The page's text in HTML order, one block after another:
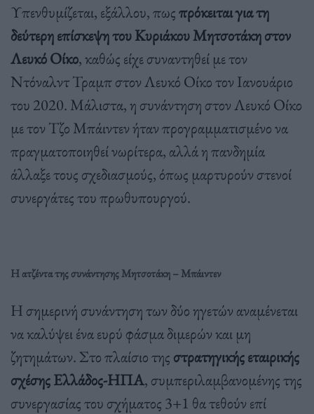
Υπενθυμίζεται, εξάλλου, πωςπρόκειται για τη
δεύτερη επίσκεψη του Κυριάκου Μητσοτάκη στον
Λευκό Οίκο, καθώς είχε συναντηθεί με τον
Ντόναλντ Τραμπ στον Λευκό Οίκο τον Ιανουάριο
του 2020. Μάλιστα, η συνάντηση στον Λευκό Οίκο
με τον Τζο Μπάιντεν ήταν προγραμματισμένο να
πραγματοποιηθεί νωρίτερα, αλλά η πανδημία
άλλαξε τους σχεδιασμούς, όπως μαρτυρούν στενοί
συνεργάτες του πρωθυπουργού.
Η ατζέντα της συνάντησης Μητσοτάκη – Μπάιντεν
Η σημερινή συνάντηση των δύο ηγετών αναμένεται
να καλύψει ένα ευρύ φάσμα διμερών και μη
ζητημάτων. Στο πλαίσιο της στρατηγικής εταιρικής
σχέσης Ελλάδος-ΗΠΑ, συμπεριλαμβανομένης της
συνεργασίας του σχήματος 3+1 θα τεθούν επί